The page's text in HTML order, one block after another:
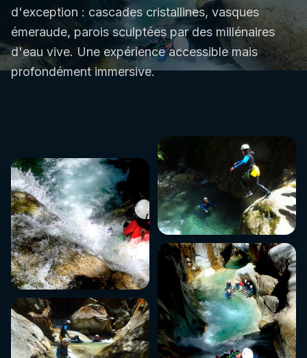
d'exception : cascades cristallines, vasques
émeraude, parois sculptées par des millénaires
d'eau vive. Une expérience accessible mais
profondément immersive.